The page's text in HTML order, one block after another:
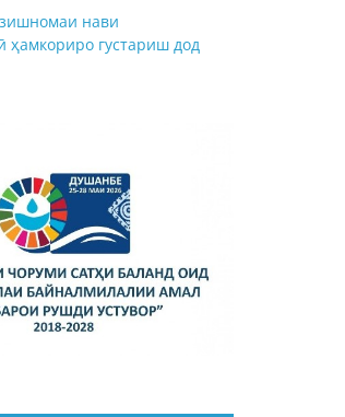
нави
ҳамкориро густариш дод